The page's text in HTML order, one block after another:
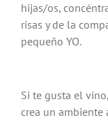
hijas/os,
risas y de la
pequeño YO.
Si te gusta el
crea un ambiente